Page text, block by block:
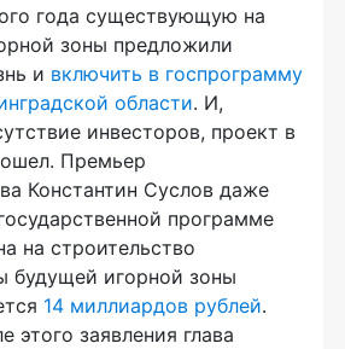
года существующую на
зоны предложили
и включить в госпрограмму
области. И,
инвесторов, проект в
Премьер
Константин Суслов даже
программе
на строительство
будущей игорной зоны
14 миллиардов рублей.
этого заявления глава